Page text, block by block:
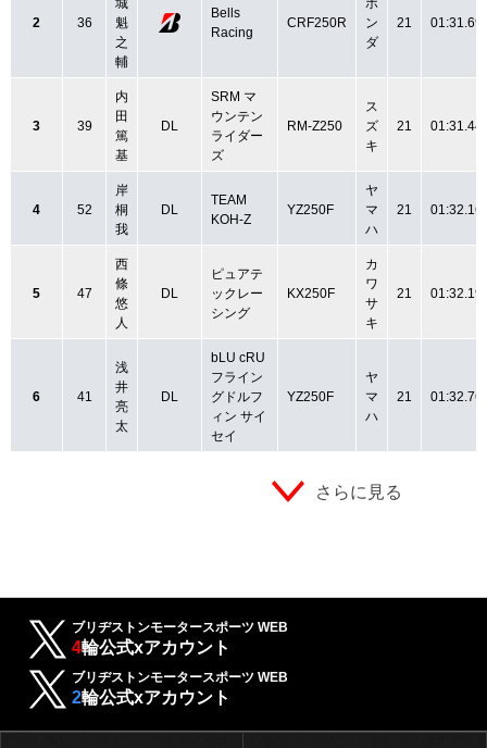
2 36
城
魁
之
輔
Bells
Racing
CRF250R
ホ
ン
ダ
21
3 39
内
田
篤
基
DL
SRM マ
ウンテン
ライダー
ズ
RM-Z250
ス
ズ
キ
21
4 52
岸
桐
我
DL
TEAM
KOH-Z
YZ250F
ヤ
マ
ハ
21
5 47
西
條
悠
人
DL
ピュアテ
ックレー
シング
KX250F
カ
ワ
サ
キ
21
6 41
浅
井
亮
太
DL
bLU cRU
フライン
グドルフ
ィン サイ
セイ
YZ250F
ヤ
マ
ハ
21
さらに見る
ブリヂストンモータースポーツ WEB
4輪公式xアカウント
ブリヂストンモータースポーツ WEB
2輪公式xアカウント